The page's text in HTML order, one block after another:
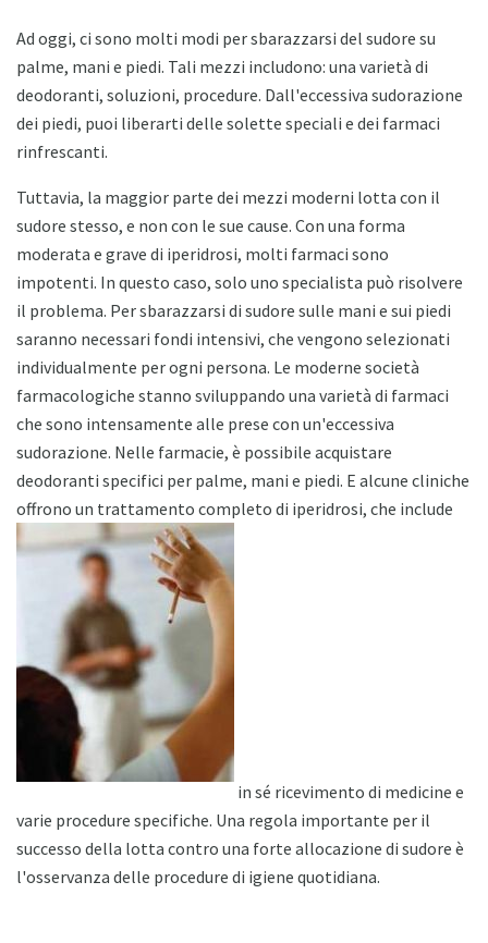
Ad oggi, ci sono molti modi per sbarazzarsi del sudore su
palme, mani e piedi. Tali mezzi includono: una varietà di
deodoranti, soluzioni, procedure. Dall'eccessiva sudorazione
dei piedi, puoi liberarti delle solette speciali e dei farmaci
rinfrescanti.
Tuttavia, la maggior parte dei mezzi moderni lotta con il
sudore stesso, e non con le sue cause. Con una forma
moderata e grave di iperidrosi, molti farmaci sono
impotenti. In questo caso, solo uno specialista può risolvere
il problema. Per sbarazzarsi di sudore sulle mani e sui piedi
saranno necessari fondi intensivi, che vengono selezionati
individualmente per ogni persona. Le moderne società
farmacologiche stanno sviluppando una varietà di farmaci
che sono intensamente alle prese con un'eccessiva
sudorazione. Nelle farmacie, è possibile acquistare
deodoranti specifici per palme, mani e piedi. E alcune cliniche
offrono un trattamento completo di iperidrosi, che include
in sé ricevimento di medicine e
varie procedure specifiche. Una regola importante per il
successo della lotta contro una forte allocazione di sudore è
l'osservanza delle procedure di igiene quotidiana.